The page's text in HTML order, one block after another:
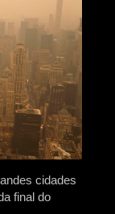
cidades
final do